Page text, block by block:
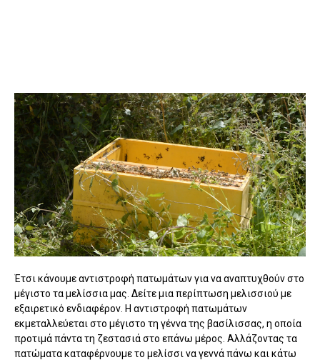
Έτσι κάνουμε αντιστροφή πατωμάτων για να αναπτυχθούν στο
μέγιστο τα μελίσσια μας. Δείτε μια περίπτωση μελισσιού με
εξαιρετικό ενδιαφέρον. Η αντιστροφή πατωμάτων
εκμεταλλεύεται στο μέγιστο τη γέννα της βασίλισσας, η οποία
προτιμά πάντα τη ζεστασιά στο επάνω μέρος. Αλλάζοντας τα
πατώματα καταφέρνουμε το μελίσσι να γεννά πάνω και κάτω